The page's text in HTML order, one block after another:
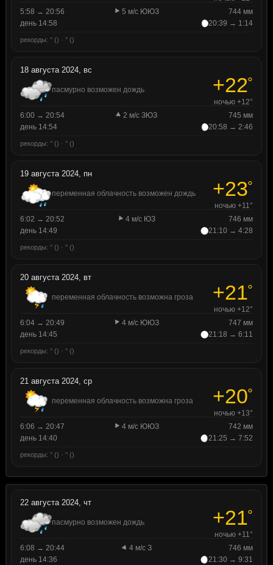
5:58 → 20:56
5 м/с ЮЮЗ
744 мм
день 14:58
20:39 → 1:14
рекорды: ° () · ° ()
18 августа 2024, вс
пасмурно возможен дождь +22°
ночью +12°
6:00 → 20:54
2 м/с ЗЮЗ
745 мм
день 14:54
20:58 → 2:46
рекорды: ° () · ° ()
19 августа 2024, пн
переменная облачность возможен дождь +23°
ночью +11°
6:02 → 20:52
4 м/с ЮЗ
746 мм
день 14:49
21:10 → 4:28
рекорды: ° () · ° ()
20 августа 2024, вт
переменная облачность возможна гроза +21°
ночью +12°
6:04 → 20:49
4 м/с ЮЮЗ
747 мм
день 14:45
21:18 → 6:11
рекорды: ° () · ° ()
21 августа 2024, ср
переменная облачность возможна гроза +20°
ночью +13°
6:06 → 20:47
4 м/с ЮЮЗ
742 мм
день 14:40
21:25 → 7:52
рекорды: ° () · ° ()
22 августа 2024, чт
пасмурно возможен дождь +21°
ночью +11°
6:08 → 20:44
4 м/с З
746 мм
день 14:36
21:30 → 9:31